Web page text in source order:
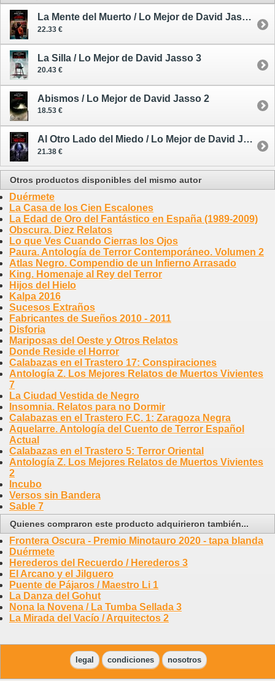
La Mente del Muerto / Lo Mejor de David Jasso 4
22.33 €
La Silla / Lo Mejor de David Jasso 3
20.43 €
Abismos / Lo Mejor de David Jasso 2
18.53 €
Al Otro Lado del Miedo / Lo Mejor de David Jasso 5
21.38 €
Otros productos disponibles del mismo autor
Duérmete
La Casa de los Cien Escalones
La Edad de Oro del Fantástico en España (1989-2009)
Obscura. Diez Relatos
Lo que Ves Cuando Cierras los Ojos
Paura. Antología de Terror Contemporáneo. Volumen 2
Atlas Negro. Compendio de un Infierno Arrasado
King. Homenaje al Rey del Terror
Hijos del Hielo
Kalpa 2016
Sucesos Extraños
Fabricantes de Sueños 2010 - 2011
Disforia
Mariposas del Oeste y Otros Relatos
Donde Reside el Horror
Calabazas en el Trastero 17: Conspiraciones
Antología Z. Los Mejores Relatos de Muertos Vivientes
7
La Ciudad Vestida de Negro
Insomnia. Relatos para no Dormir
Calabazas en el Trastero F.C. 1: Zaragoza Negra
Aquelarre. Antología del Cuento de Terror Español
Actual
Calabazas en el Trastero 5: Terror Oriental
Antología Z. Los Mejores Relatos de Muertos Vivientes
2
Incubo
Versos sin Bandera
Sable 7
Quienes compraron este producto adquirieron también...
Frontera Oscura - Premio Minotauro 2020 - tapa blanda
Duérmete
Herederos del Recuerdo / Herederos 3
El Arcano y el Jilguero
Puente de Pájaros / Maestro Li 1
La Danza del Gohut
Nona la Novena / La Tumba Sellada 3
La Mirada del Vacío / Arquitectos 2
legal condiciones nosotros